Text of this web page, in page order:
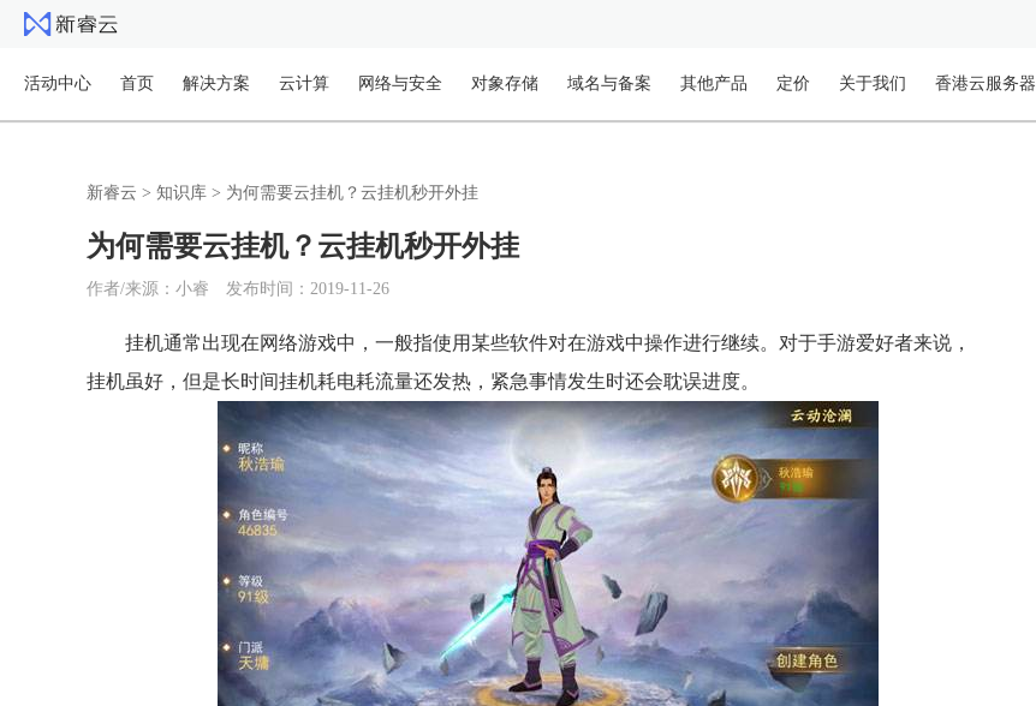
活动中心 首页 解决方案 云计算 网络与安全 对象存储 域名与备案 其他产品 定价 关于我们 香港云服务器
新睿云 > 知识库 > 为何需要云挂机？云挂机秒开外挂
为何需要云挂机？云挂机秒开外挂
作者/来源：小睿 发布时间：2019-11-26
挂机通常出现在网络游戏中，一般指使用某些软件对在游戏中操作进行继续。对于手游爱好者来说，
挂机虽好，但是长时间挂机耗电耗流量还发热，紧急事情发生时还会耽误进度。